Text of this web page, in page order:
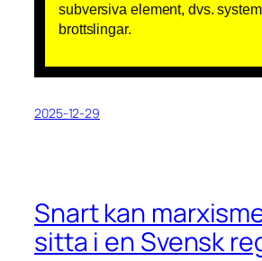
subversiva element, dvs.
brottslingar.
2025-12-29
Snart kan
sitta i en Svensk